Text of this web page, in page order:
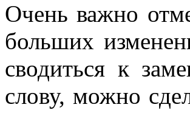
Очень важно
больших
сводиться к
слову, можно